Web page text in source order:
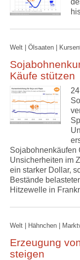
Welt | Ölsaaten |
Käufe stützen
Sojabohnenkäufen
Unsicherheiten im
ein starker Dollar,
Bestände
Hitzewelle in
Welt | Hähnchen |
Erzeugung
steigen